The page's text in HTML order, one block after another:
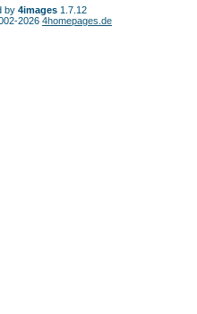
by 4images 1.7.12
2026 4homepages.de